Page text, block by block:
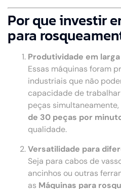
Por que investir
para
Produtividade em
Essas máquinas foram
industriais que não
capacidade de
peças
de 30 peças por
qualidade.
Versatilidade para
Seja para cabos de
ancinhos ou outras
as Máquinas para